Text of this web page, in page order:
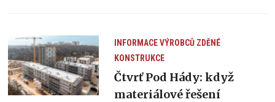
INFORMACE VÝROBCŮ ZDĚNÉ
KONSTRUKCE
Čtvrť Pod Hády: když
materiálové řešení